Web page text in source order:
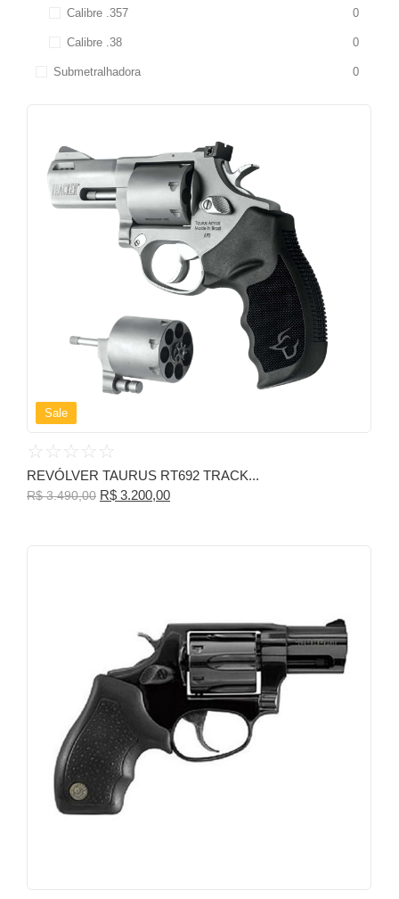
Calibre .357 0
Calibre .38 0
Submetralhadora 0
Sale
☆ ☆ ☆ ☆ ☆
REVÓLVER TAURUS RT692 TRACK...
R$3.490,00 R$ 3.200,00